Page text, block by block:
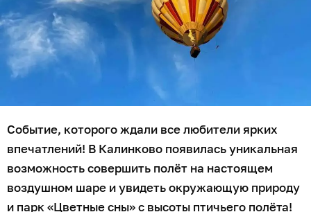
Событие, которого ждали все любители ярких
впечатлений! В Калинково появилась уникальная
возможность совершить полёт на настоящем
воздушном шаре и увидеть окружающую природу
и парк «Цветные сны» с высоты птичьего полёта!